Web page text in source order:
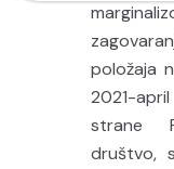
položaja
2021-
strane
društvo,